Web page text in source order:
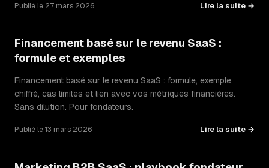
Publié le 27 mars 2026 Lire la suite →
Financement basé sur le revenu SaaS :
formule et exemples
Financement basé sur le revenu SaaS : formule, exemple
chiffré, cas limites et lien avec vos métriques financières.
Sans dilution. Pour fondateurs.
Publié le 13 mars 2026 Lire la suite →